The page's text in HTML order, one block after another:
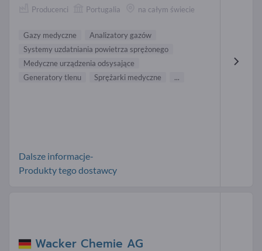
Producenci Portugalia na całym świecie
Gazy medyczne
Analizatory gazów
Systemy uzdatniania powietrza sprężonego
Medyczne urządzenia odsysające
Generatory tlenu
Sprężarki medyczne ...
Dalsze informacje-
Produkty tego dostawcy
Wacker Chemie AG